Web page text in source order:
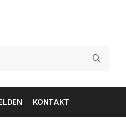
KONTAKT